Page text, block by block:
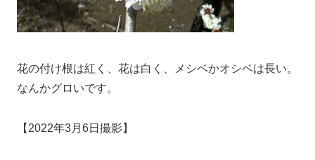
花の付け根は紅く、花は白く、メシベかオシベは長い。
なんかグロいです。
【2022年3月6日撮影】